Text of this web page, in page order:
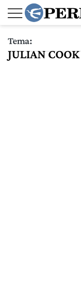
Tema:
JULIAN COOK